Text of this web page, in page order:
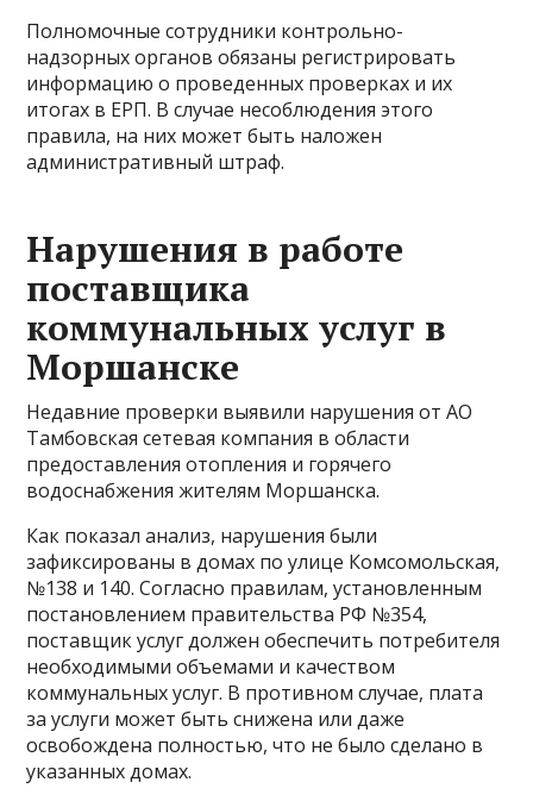
Полномочные сотрудники контрольно-
надзорных органов обязаны регистрировать
информацию о проведенных проверках и их
итогах в ЕРП. В случае несоблюдения этого
правила, на них может быть наложен
административный штраф.
Нарушения в работе
поставщика
коммунальных услуг в
Моршанске
Недавние проверки выявили нарушения от АО
Тамбовская сетевая компания в области
предоставления отопления и горячего
водоснабжения жителям Моршанска.
Как показал анализ, нарушения были
зафиксированы в домах по улице Комсомольская,
№138 и 140. Согласно правилам, установленным
постановлением правительства РФ №354,
поставщик услуг должен обеспечить потребителя
необходимыми объемами и качеством
коммунальных услуг. В противном случае, плата
за услуги может быть снижена или даже
освобождена полностью, что не было сделано в
указанных домах.